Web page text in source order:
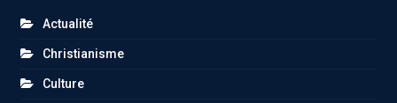
Actualité
Christianisme
Culture